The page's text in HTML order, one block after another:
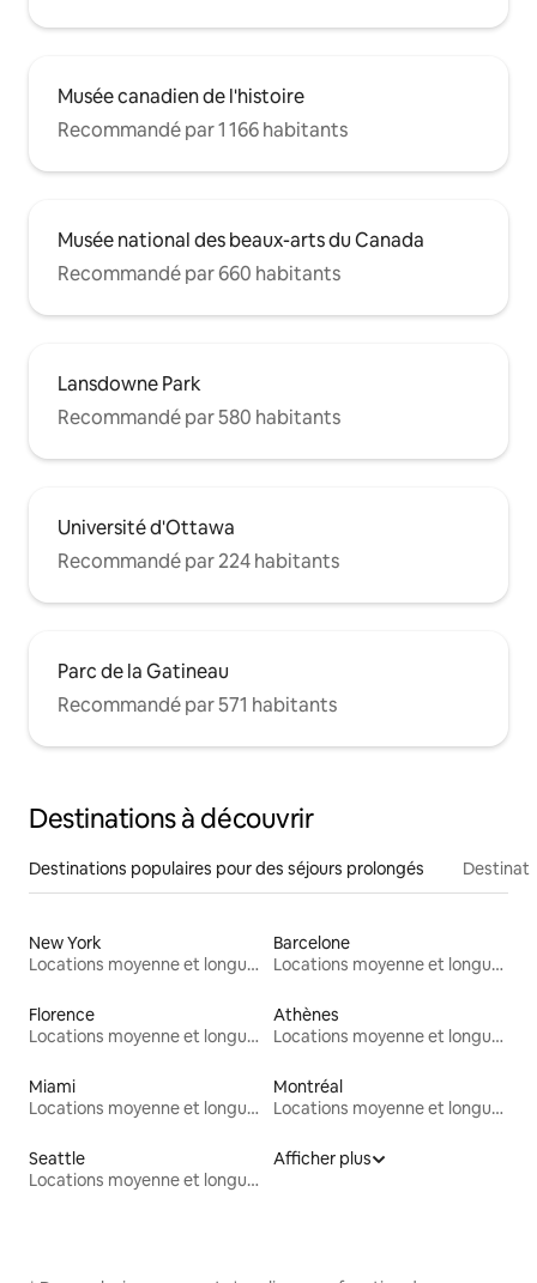
Musée canadien de l'histoire
Recommandé par 1 166 habitants
Musée national des beaux-arts du Canada
Recommandé par 660 habitants
Lansdowne Park
Recommandé par 580 habitants
Université d'Ottawa
Recommandé par 224 habitants
Parc de la Gatineau
Recommandé par 571 habitants
Destinations à découvrir
Destinations populaires pour des séjours prolongés
New York
Locations moyenne et longue durée
Barcelone
Locations moyenne et longue durée
Florence
Locations moyenne et longue durée
Athènes
Locations moyenne et longue durée
Miami
Locations moyenne et longue durée
Montréal
Locations moyenne et longue durée
Seattle
Locations moyenne et longue durée
Afficher plus